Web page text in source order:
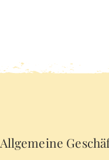
Allgemeine